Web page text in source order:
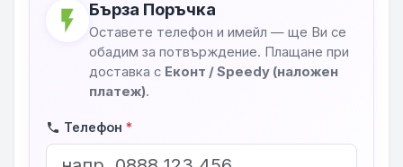
flash_on Бърза Поръчка
Оставете телефон и имейл — ще Ви се
обадим за потвърждение. Плащане при
доставка с Еконт / Speedy (наложен
платеж).
phone Телефон *